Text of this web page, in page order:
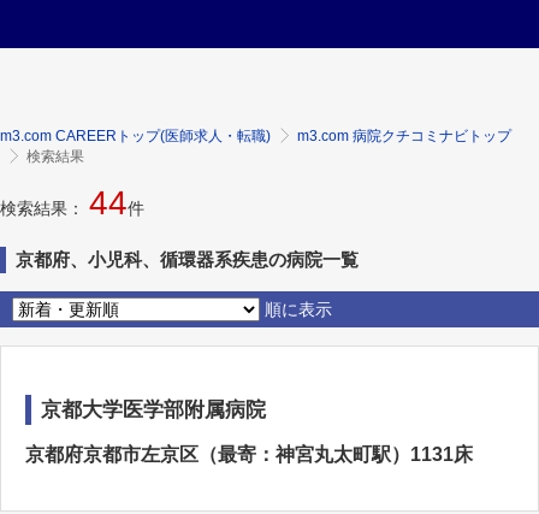
m3.com CAREERトップ(医師求人・転職)
m3.com 病院クチコミナビトップ
検索結果
検索結果： 44件
京都府、小児科、循環器系疾患の病院一覧
順に表示
京都大学医学部附属病院
京都府京都市左京区（最寄：神宮丸太町駅）1131床